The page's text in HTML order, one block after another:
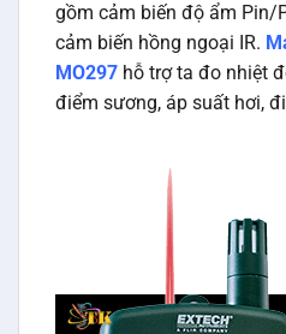
gồm cảm biến độ ẩm Pin/
cảm biến hồng ngoại IR.
MO297 hỗ trợ ta đo nhiệt
điểm sương, áp suất hơi,